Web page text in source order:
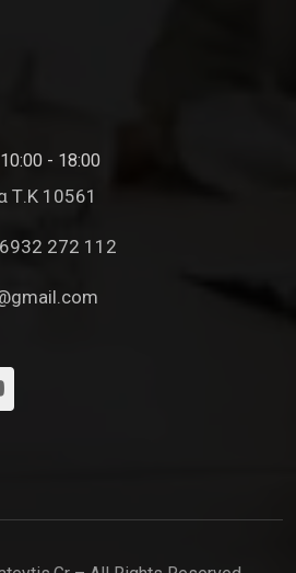
- 18:00
Τ.Κ 10561
272 112